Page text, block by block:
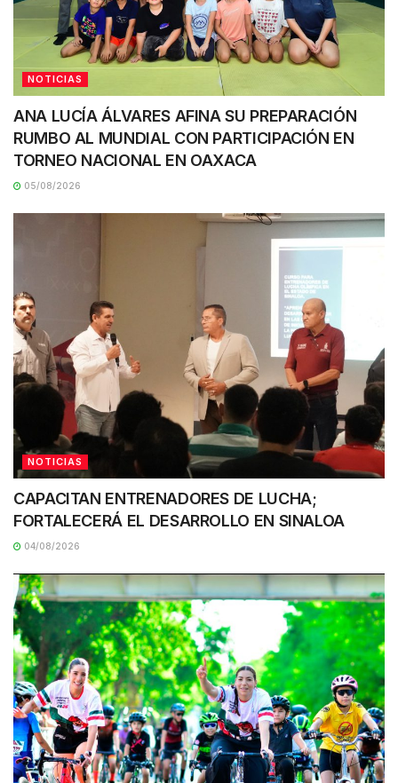
NOTICIAS
ANA LUCÍA ÁLVARES AFINA SU PREPARACIÓN
RUMBO AL MUNDIAL CON PARTICIPACIÓN EN
TORNEO NACIONAL EN OAXACA
05/08/2026
NOTICIAS
CAPACITAN ENTRENADORES DE LUCHA;
FORTALECERÁ EL DESARROLLO EN SINALOA
04/08/2026